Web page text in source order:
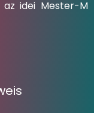
idei Mester-M